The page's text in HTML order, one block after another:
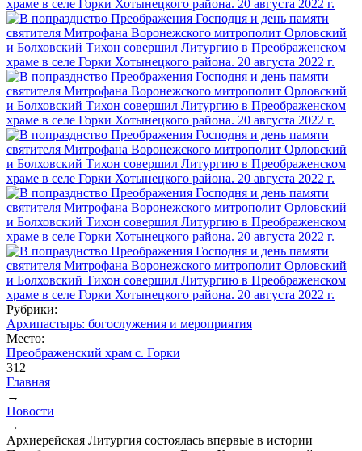
Рубрики:
Архипастырь: богослужения и мероприятия
Место:
Преображенский храм с. Горки
312
Вы здесь
Главная
→
Новости
→
Архиерейская Литургия состоялась впервые в истории